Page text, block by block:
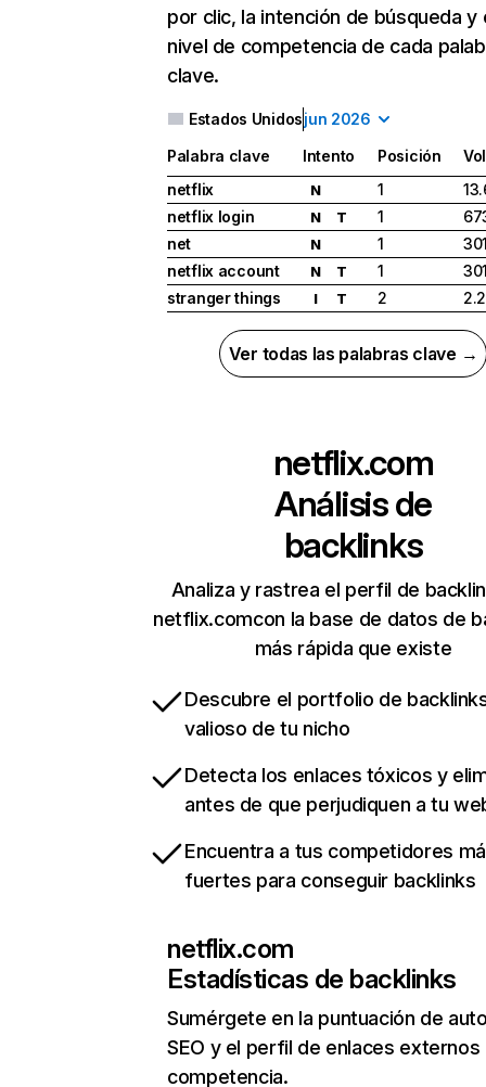
por clic, la intención de búsqueda y
nivel de competencia de cada
clave.
Estados Unidosjun 2026
Palabra clave Intento Posición
netflix
N 1
netflix login
N T 1
net
N 1
netflix account
N T 1
stranger things
I T 2
Ver todas las palabras clave →
netflix.com
Análisis de
backlinks
Analiza y rastrea el perfil de
netflix.comcon la base de datos de
más rápida que existe
Descubre el portfolio de
valioso de tu nicho
Detecta los enlaces tóxicos y
antes de que perjudiquen a tu
Encuentra a tus competidores
fuertes para conseguir backlinks
netflix.com
Estadísticas de backlinks
Sumérgete en la puntuación de
SEO y el perfil de enlaces externos
competencia.